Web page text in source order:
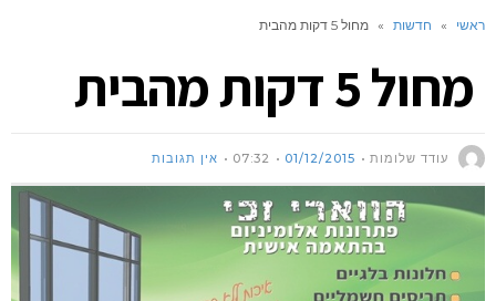
ראשי » חדשות » מחול 5 דקות מהבית
מחול 5 דקות מהבית
עודד שלומות 01/12/2015
07:32 אין תגובות